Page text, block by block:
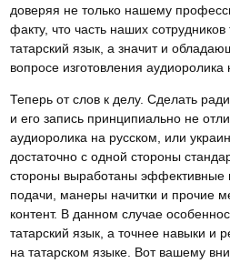
доверяя не только нашему
факту, что часть наших
татарский язык, а значит и
вопросе изготовления аудиоролика
Теперь от слов к делу. Сделать
и его запись принципиально не
аудиоролика на русском, или
достаточно с одной стороны
стороны выработаны
подачи, манеры начитки и прочие
контент. В данном случае
татарский язык, а точнее навыки и
на татарском языке. Вот вашему